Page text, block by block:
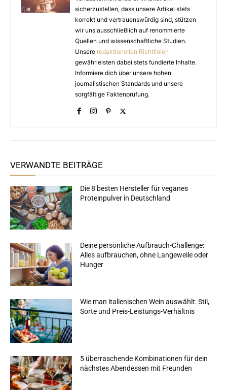
sicherzustellen, dass unsere Artikel stets
korrekt und vertrauenswürdig sind, stützen
wir uns ausschließlich auf renommierte
Quellen und wissenschaftliche Studien.
Unsere redaktionellen Richtlinien
gewährleisten dabei stets fundierte Inhalte.
Informiere dich über unsere hohen
journalistischen Standards und unsere
sorgfältige Faktenprüfung.
VERWANDTE BEITRÄGE
Die 8 besten Hersteller für veganes
Proteinpulver in Deutschland
Deine persönliche Aufbrauch-Challenge:
Alles aufbrauchen, ohne Langeweile oder
Hunger
Wie man italienischen Wein auswählt: Stil,
Sorte und Preis-Leistungs-Verhältnis
5 überraschende Kombinationen für dein
nächstes Abendessen mit Freunden